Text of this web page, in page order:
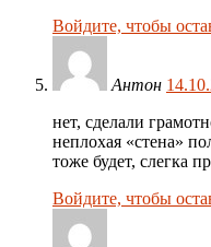
Войдите, чтобы
Антон
нет, сделали
неплохая «стена»
тоже будет, слегка
Войдите, чтобы